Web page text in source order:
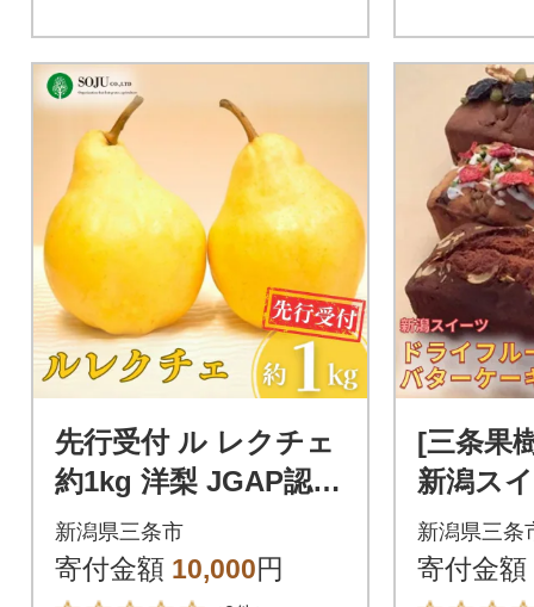
先行受付 ル レクチェ
約1kg 洋梨 JGAP認証
農場 新潟県 三条市産
冬限定【010S862】
新潟県三条市
寄付金額 10,000円
[三条果
新潟ス
フルー
ーキ 3
新潟県三条
寄付金額